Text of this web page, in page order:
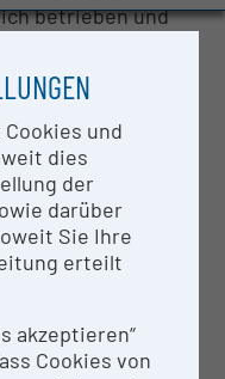
betrieben und
es erlauben, ESR-
zwischen 10K
und Art
die
in
und/oder unter
und
dies
der
darüber
Sie Ihre
erteilt
akzeptieren“
Cookies von